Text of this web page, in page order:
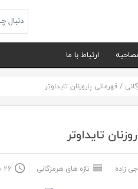
ارتباط با ما
/ قهرمانی پاروزنان تایداوتر
تایداوتر
زاده تازه های هرمزگانی ۲۶ شهریور ۱۳۹۴